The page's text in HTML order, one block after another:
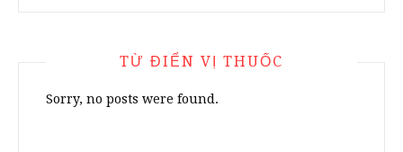
TỪ ĐIỂN VỊ THUỐC
Sorry, no posts were found.